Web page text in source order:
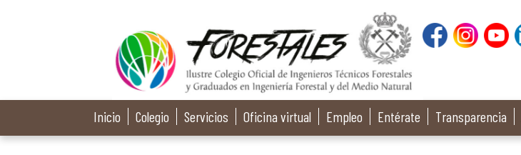
Inicio Colegio Servicios Oficina virtual Empleo Entérate Transparencia